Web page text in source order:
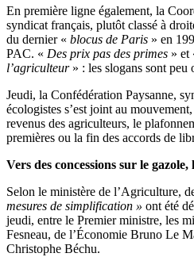
En première ligne également, la
syndicat français, plutôt classé à
du dernier « blocus de Paris » en
PAC. « Des prix pas des primes » et
l’agriculteur» : les slogans sont peu
Jeudi, la Confédération Paysanne,
écologistes s’est joint au
revenus des agriculteurs, le
premières ou la fin des accords de
Vers des concessions sur le
Selon le ministère de l’Agriculture,
mesures de simplification » ont été
jeudi, entre le Premier ministre, les
Fesneau, de l’Économie Bruno Le
Christophe Béchu.